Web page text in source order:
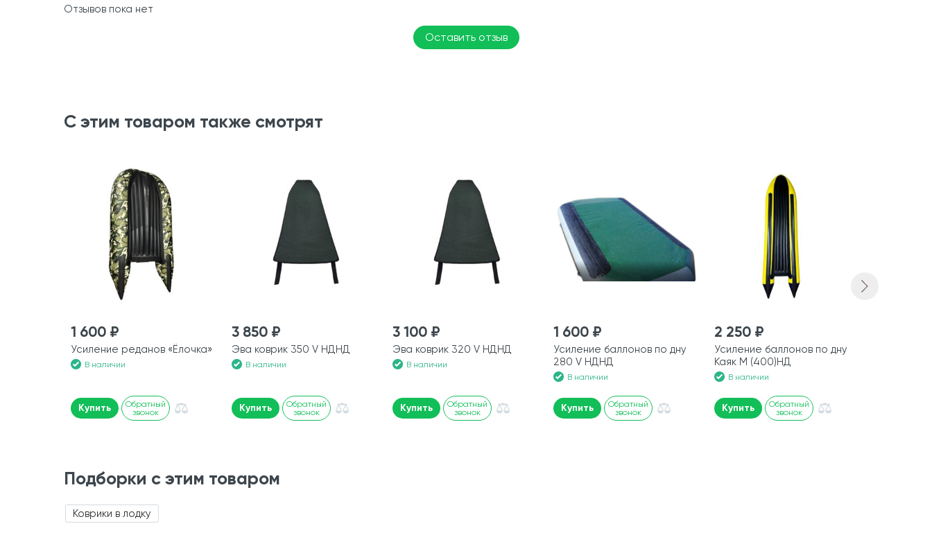
Отзывов пока нет
Оставить отзыв
С этим товаром также смотрят
1 600 ₽
Усиление реданов «Ёлочка»
В наличии
Купить
Обратный
звонок
3 850 ₽
Эва коврик 350 V НДНД
В наличии
Купить
Обратный
звонок
3 100 ₽
Эва коврик 320 V НДНД
В наличии
Купить
Обратный
звонок
1 600 ₽
Усиление баллонов по дну
280 V НДНД
В наличии
Купить
Обратный
звонок
2 250 ₽
Усиление баллонов по дну
Каяк М (400)НД
В наличии
Купить
Обратный
звонок
Подборки с этим товаром
Коврики в лодку